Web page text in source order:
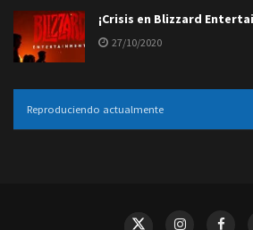
¡Crisis en Blizzard
27/10/2020
Reproduciendo actualmente